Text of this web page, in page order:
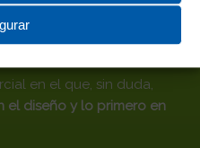
en el que, sin duda,
el diseño y lo primero en